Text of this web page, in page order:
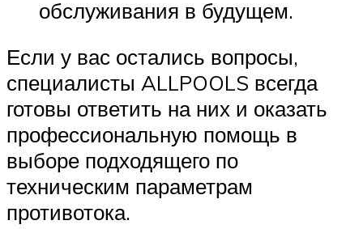
обслуживания в будущем.
Если у вас остались вопросы,
специалисты ALLPOOLS всегда
готовы ответить на них и оказать
профессиональную помощь в
выборе подходящего по
техническим параметрам
противотока.